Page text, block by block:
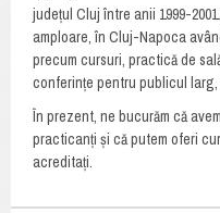
județul Cluj între anii 1999-
amploare, în Cluj-Napoca
precum cursuri, practică de
conferințe pentru publicul
În prezent, ne bucurăm că
practicanți și că putem oferi
acreditați.